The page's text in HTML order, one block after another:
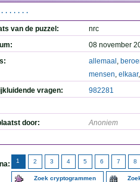
van de puzzel:
nrc
08 november
allemaal ,
mensen, elkaar
vragen:
982281
door: Anoniem
1 2 3 4 5 6 7 8
Zoek cryptogrammen